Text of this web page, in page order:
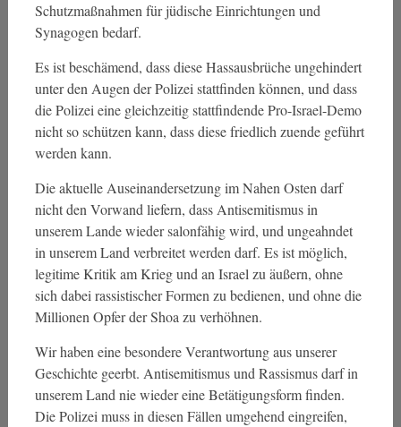
Schutzmaßnahmen für jüdische Einrichtungen und
Synagogen bedarf.
Es ist beschämend, dass diese Hassausbrüche ungehindert
unter den Augen der Polizei stattfinden können, und dass
die Polizei eine gleichzeitig stattfindende Pro-Israel-Demo
nicht so schützen kann, dass diese friedlich zuende geführt
werden kann.
Die aktuelle Auseinandersetzung im Nahen Osten darf
nicht den Vorwand liefern, dass Antisemitismus in
unserem Lande wieder salonfähig wird, und ungeahndet
in unserem Land verbreitet werden darf. Es ist möglich,
legitime Kritik am Krieg und an Israel zu äußern, ohne
sich dabei rassistischer Formen zu bedienen, und ohne die
Millionen Opfer der Shoa zu verhöhnen.
Wir haben eine besondere Verantwortung aus unserer
Geschichte geerbt. Antisemitismus und Rassismus darf in
unserem Land nie wieder eine Betätigungsform finden.
Die Polizei muss in diesen Fällen umgehend eingreifen,